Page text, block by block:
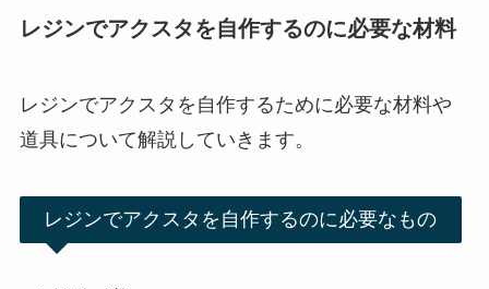
レジンでアクスタを自作するのに必要な材料
レジンでアクスタを自作するために必要な材料や
道具について解説していきます。
レジンでアクスタを自作するのに必要なもの